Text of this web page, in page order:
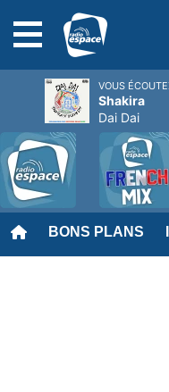
BONS PLANS
VOUS
Shakira
Dai Dai